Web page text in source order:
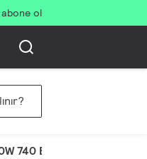
ol
740 E40